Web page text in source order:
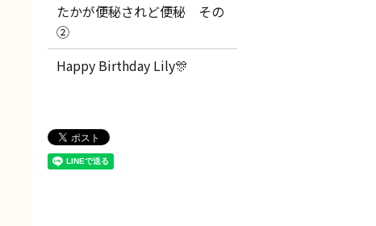
たかが便秘されど便秘 その
②
Happy Birthday Lily🎊